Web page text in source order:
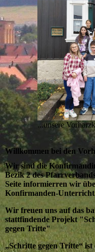
...unsere
Willkommen bei den
Wir sind die
Bezik 2 des
Seite informierren wir
Konfirmanden-
Wir freuen uns auf das
stattfindende Projekt
gegen Tritte"
„Schritte gegen Tritte“ ist